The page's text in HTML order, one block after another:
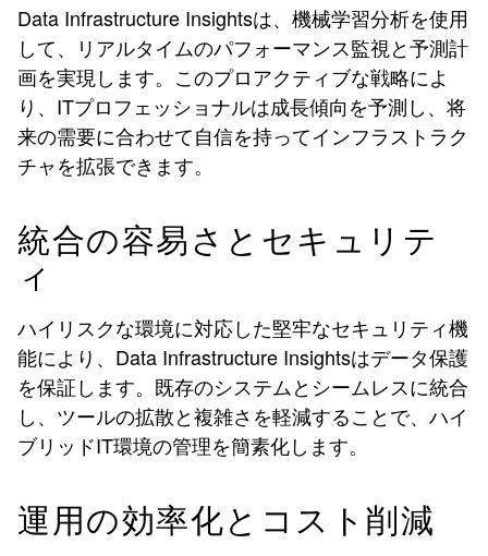
Data Infrastructure Insightsは、機械学習分析を使用
して、リアルタイムのパフォーマンス監視と予測計
画を実現します。このプロアクティブな戦略によ
り、ITプロフェッショナルは成長傾向を予測し、将
来の需要に合わせて自信を持ってインフラストラク
チャを拡張できます。
統合の容易さとセキュリテ
ィ
ハイリスクな環境に対応した堅牢なセキュリティ機
能により、Data Infrastructure Insightsはデータ保護
を保証します。既存のシステムとシームレスに統合
し、ツールの拡散と複雑さを軽減することで、ハイ
ブリッドIT環境の管理を簡素化します。
運用の効率化とコスト削減